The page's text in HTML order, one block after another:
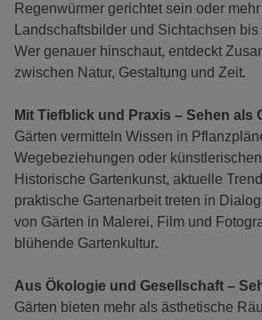
Regenwürmer gerichtet sein oder
Landschaftsbilder und Sichtachsen
Wer genauer hinschaut, entdeckt
zwischen Natur, Gestaltung und Zeit.
Mit Tiefblick und Praxis – Sehen als
Gärten vermitteln Wissen in
Wegebeziehungen oder
Historische Gartenkunst, aktuelle
praktische Gartenarbeit treten in
von Gärten in Malerei, Film und
blühende Gartenkultur.
Aus Ökologie und Gesellschaft –
Gärten bieten mehr als ästhetische